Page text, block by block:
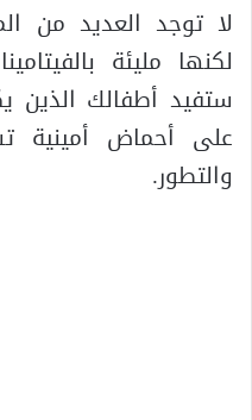
لا توجد العديد من
لكنها مليئة
ستفيد أطفالك الذين
على أحماض أمينية
والتطور.